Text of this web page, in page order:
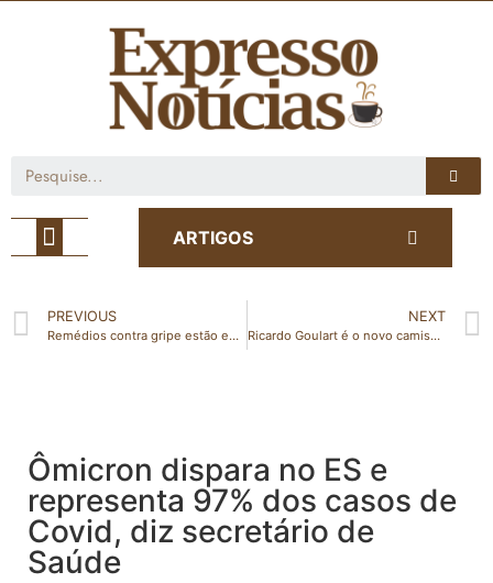
ARTIGOS
PREVIOUS
Remédios contra gripe estão em falta em farmácias do ES em meio a epidemia
NEXT
Ricardo Goulart é o novo camisa 10 do Santos
Ômicron dispara no ES e
representa 97% dos casos de
Covid, diz secretário de
Saúde